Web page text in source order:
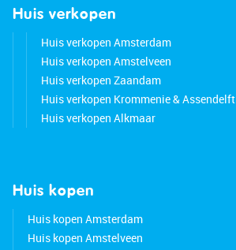
Huis verkopen
Huis verkopen Amsterdam
Huis verkopen Amstelveen
Huis verkopen Zaandam
Huis verkopen Krommenie & Assendelft
Huis verkopen Alkmaar
Huis kopen
Huis kopen Amsterdam
Huis kopen Amstelveen